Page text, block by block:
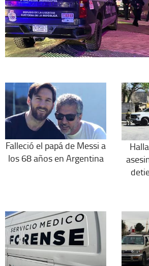
Falleció el papá de Messi a
los 68 años en Argentina